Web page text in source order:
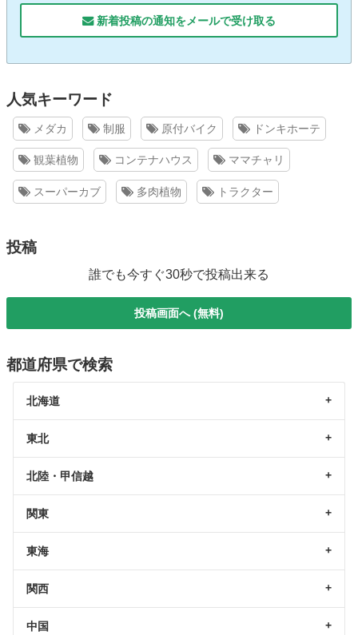
新着投稿の通知をメールで受け取る
人気キーワード
メダカ 制服 原付バイク ドンキホーテ
観葉植物 コンテナハウス ママチャリ
スーパーカブ 多肉植物 トラクター
投稿
誰でも今すぐ30秒で投稿出来る
投稿画面へ (無料)
都道府県で検索
北海道
東北
北陸・甲信越
関東
東海
関西
中国